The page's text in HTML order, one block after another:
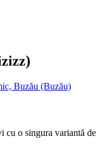
Buzău (Buzău)
cu o singura variantă de